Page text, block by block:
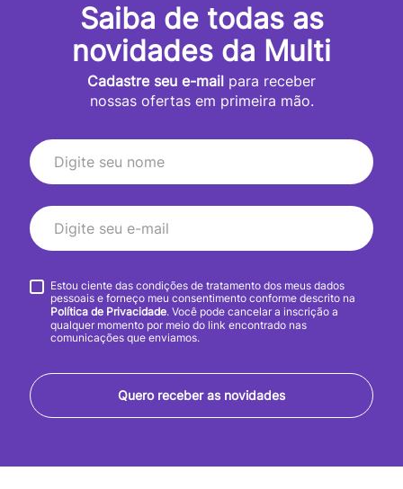
Saiba de todas as
novidades da Multi
Cadastre seu e-mail para receber
nossas ofertas em primeira mão.
Quero receber as novidades
Estou ciente das condições de tratamento dos meus dados
pessoais e forneço meu consentimento conforme descrito na
Política de Privacidade. Você pode cancelar a inscrição a
qualquer momento por meio do link encontrado nas
comunicações que enviamos.